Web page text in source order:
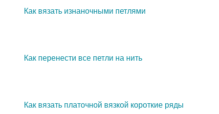
Как вязать изнаночными петлями
Как перенести все петли на нить
Как вязать платочной вязкой короткие ряды